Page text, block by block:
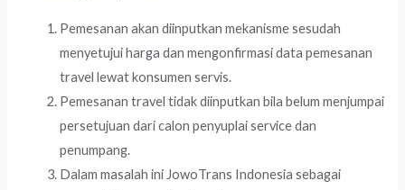
Pemesanan akan diinputkan mekanisme sesudah
menyetujui harga dan mengonfirmasi data pemesanan
travel lewat konsumen servis.
Pemesanan travel tidak diinputkan bila belum menjumpai
persetujuan dari calon penyuplai service dan
penumpang.
Dalam masalah ini JowoTrans Indonesia sebagai